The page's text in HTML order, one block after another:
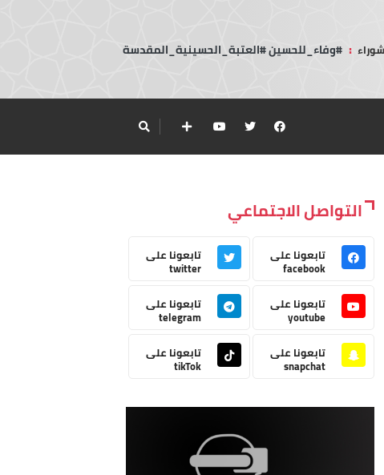
: #وفاء_للحسين #العتبة_الحسينية_المقدسة
التواصل الاجتماعي
تابعونا على
facebook
تابعونا على
twitter
تابعونا على
youtube
تابعونا على
telegram
تابعونا على
snapchat
تابعونا على
tikTok